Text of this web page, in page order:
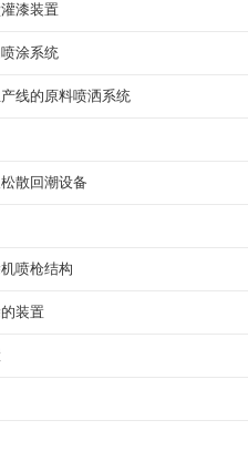
漆装置
涂系统
线的原料喷洒系统
散回潮设备
喷枪结构
装置